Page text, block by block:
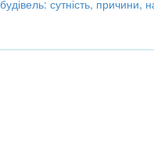
сутність, причини,